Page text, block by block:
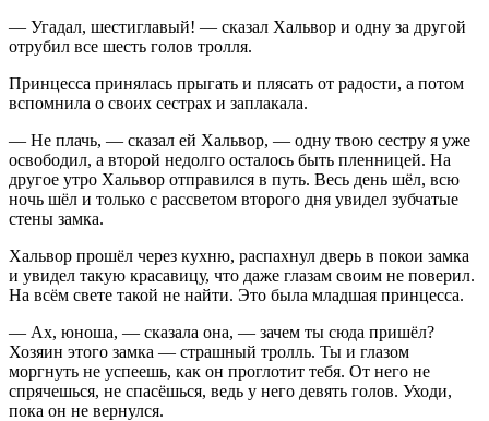
— Угадал, шестиглавый! — сказал Хальвор и одну за другой
отрубил все шесть голов тролля.
Принцесса принялась прыгать и плясать от радости, а потом
вспомнила о своих сестрах и заплакала.
— Не плачь, — сказал ей Хальвор, — одну твою сестру я уже
освободил, а второй недолго осталось быть пленницей. На
другое утро Хальвор отправился в путь. Весь день шёл, всю
ночь шёл и только с рассветом второго дня увидел зубчатые
стены замка.
Хальвор прошёл через кухню, распахнул дверь в покои замка
и увидел такую красавицу, что даже глазам своим не поверил.
На всём свете такой не найти. Это была младшая принцесса.
— Ах, юноша, — сказала она, — зачем ты сюда пришёл?
Хозяин этого замка — страшный тролль. Ты и глазом
моргнуть не успеешь, как он проглотит тебя. От него не
спрячешься, не спасёшься, ведь у него девять голов. Уходи,
пока он не вернулся.